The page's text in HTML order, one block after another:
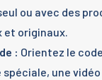
ou avec des
originaux.
: Orientez le
une